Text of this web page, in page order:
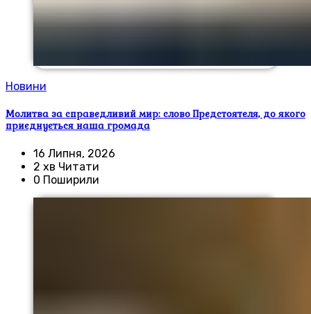
Новини
Молитва за справедливий мир: слово Предстоятеля, до якого
приєднується наша громада
16 Липня, 2026
2 хв Читати
0 Поширили